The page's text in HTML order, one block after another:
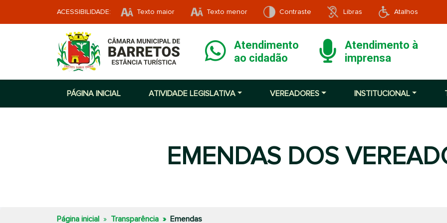
ACESSIBILIDADE: Texto maior Texto menor Contraste Libras Atalhos
Atendimento
ao cidadão
Atendimento à
imprensa
PÁGINA INICIAL ATIVIDADE LEGISLATIVA VEREADORES INSTITUCIONAL
EMENDAS DOS
Página inicial Transparência Emendas